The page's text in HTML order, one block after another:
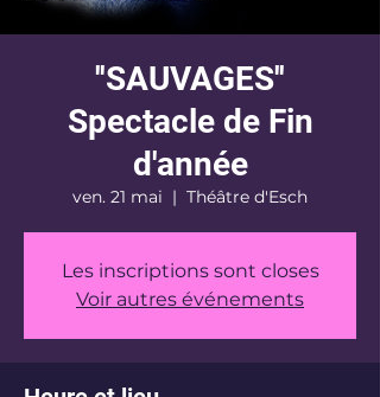
''SAUVAGES''
Spectacle de Fin
d'année
ven. 21 mai
  |
Théâtre d'Esch
Les inscriptions sont closes
Voir autres événements